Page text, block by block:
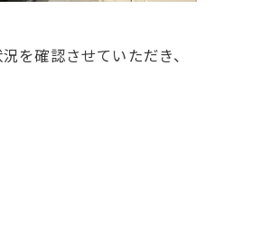
を確認させていただき、